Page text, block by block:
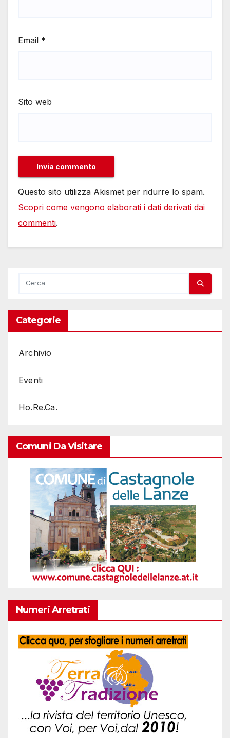
Email *
Sito web
Questo sito utilizza Akismet per ridurre lo spam.
Scopri come vengono elaborati i dati derivati dai
commenti.
Categorie
Archivio
Eventi
Ho.Re.Ca.
Comuni Da Visitare
Numeri Arretrati